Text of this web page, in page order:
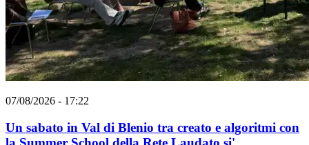
07/08/2026 - 17:22
Un sabato in Val di Blenio tra creato e algoritmi con